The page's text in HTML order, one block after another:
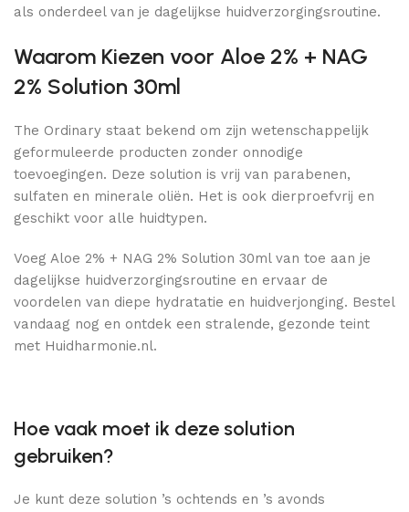
als onderdeel van je dagelijkse huidverzorgingsroutine.
Waarom Kiezen voor Aloe 2% + NAG
2% Solution 30ml
The Ordinary staat bekend om zijn wetenschappelijk
geformuleerde producten zonder onnodige
toevoegingen. Deze solution is vrij van parabenen,
sulfaten en minerale oliën. Het is ook dierproefvrij en
geschikt voor alle huidtypen.
Voeg Aloe 2% + NAG 2% Solution 30ml van toe aan je
dagelijkse huidverzorgingsroutine en ervaar de
voordelen van diepe hydratatie en huidverjonging. Bestel
vandaag nog en ontdek een stralende, gezonde teint
met Huidharmonie.nl.
Hoe vaak moet ik deze solution
gebruiken?
Je kunt deze solution ’s ochtends en ’s avonds